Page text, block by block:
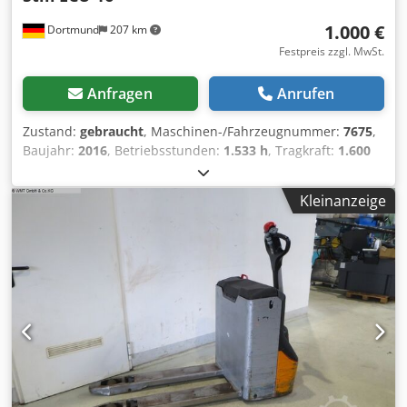
Dortmund 207 km 1.000 €
Festpreis zzgl. MwSt.
Anfragen Anrufen
Zustand: gebraucht, Maschinen-/Fahrzeugnummer: 7675,
Baujahr: 2016, Betriebsstunden: 1.533 h, Tragkraft: 1.600
, Kraftstofftyp:
Simplex, Bauhöhe:1.340 mm, .: 7675 Gerätedetails:
Baujahr : 2016 Tragkraft : 1600 kg Hubhöhe : 200 mm
Abgelesene Betriebsstd. : 1533 h Mastart : Standard
Masthöhe : 1340 mm Länge/Breite/Höhe : 1700 / 720 / 820
mm Betriebsgewicht : 471 kg Batterie von :2016 Chjdpfx
Apotw Atasysa Weitere Geräte Information: Wie vom
Kunden zurück, mit kleineren Mängeln. ---- Bei den
Betriebsstunden handelt es sich generell um abgelesene
Stunden. Gerne bieten wir Ihnen den passenden
Transport an. Weitere 250 - 300 Gabelstapler, Anbaugeräte
und Kehrmaschinen für Sie sofort verfügbar. Natürlich
auch zur Miete! Gerne kaufen wir ihren ALTEN. Haben Sie
Kleinanzeige